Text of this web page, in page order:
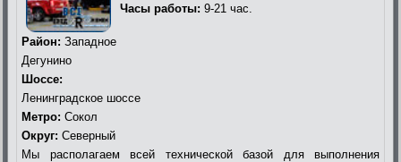
Часы работы: 9-21 час.
Район: Западное
Дегунино
Шоссе:
Ленинградское шоссе
Метро: Сокол
Округ: Северный
Мы располагаем всей технической базой для выполнения